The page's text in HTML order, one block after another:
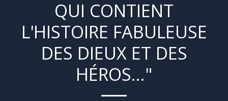
QUI CONTIENT
L'HISTOIRE FABULEUSE
DES DIEUX ET DES
HÉROS..."